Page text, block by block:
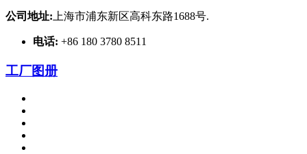
公司地址: 上海市浦东新区高科东路1688号.
电话: +86 180 3780 8511
工厂图册